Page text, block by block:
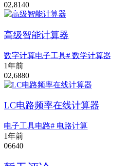
02,8140
高级智能计算器
数字计算电子工具# 数学计算器
1年前
02,6880
LC电路频率在线计算器
电子工具电路# 电路计算
1年前
06640